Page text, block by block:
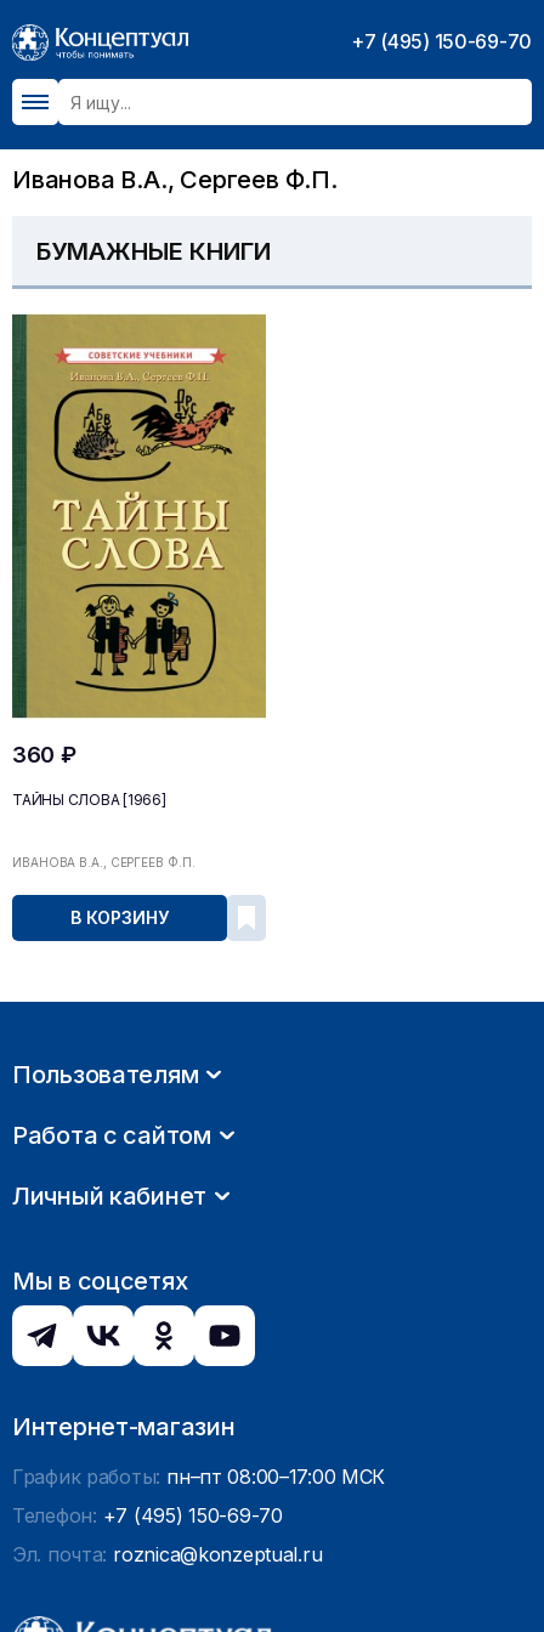
+7 (495) 150-69-70
Иванова В.А., Сергеев Ф.П.
БУМАЖНЫЕ КНИГИ
360 ₽
ТАЙНЫ СЛОВА [1966]
ИВАНОВА В.А., СЕРГЕЕВ Ф.П.
В КОРЗИНУ
Пользователям
Работа с сайтом
Личный кабинет
Мы в соцсетях
Интернет-магазин
График работы: пн–пт 08:00–17:00 МСК
Телефон: +7 (495) 150-69-70
Эл. почта: roznica@konzeptual.ru